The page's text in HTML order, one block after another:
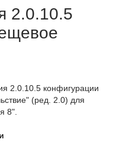
2.0.10.5
2.0.10.5 конфигурации
(ред. 2.0) для
8".